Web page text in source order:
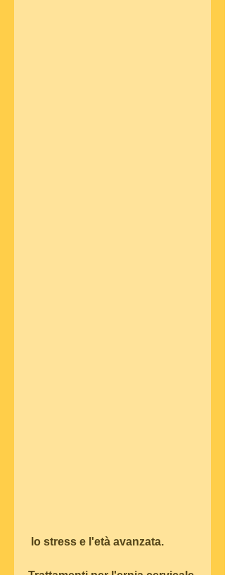
lo stress e l'età avanzata.